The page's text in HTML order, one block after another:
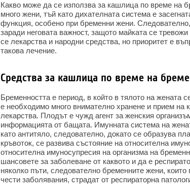
Какво може да се използва за кашлица по време на
много жени, тъй като дихателната система е
функция, особено при бременни жени.
заради неговата важност, защото майката се
се лекарства и народни средства, но приоритет е
такова лечение.
Средства за кашлица по време на
Бременността е период, в който в тялото на жената
е необходимо много внимателно хранене и прием на
лекарства. Плодът е чужд агент за женския
информацията от бащата. Имунната система на
като антитяло, следователно, докато се образува
кръвоток, се развива състояние на относителна
относителна имуносупресия на организма на
шансовете за заболеване от каквото и да е
няколко пъти, следователно бременните жени,
чести заболявания, страдат от респираторна